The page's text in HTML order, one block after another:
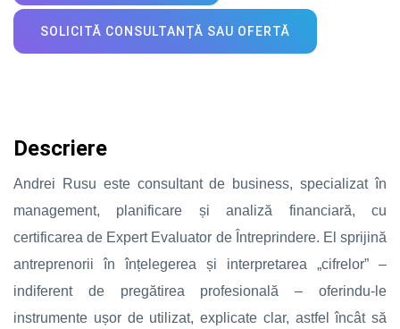
SOLICITĂ CONSULTANȚĂ SAU OFERTĂ
Descriere
Andrei Rusu este consultant de business, specializat în
management, planificare și analiză financiară, cu
certificarea de Expert Evaluator de Întreprindere. El sprijină
antreprenorii în înțelegerea și interpretarea „cifrelor” –
indiferent de pregătirea profesională – oferindu-le
instrumente ușor de utilizat, explicate clar, astfel încât să